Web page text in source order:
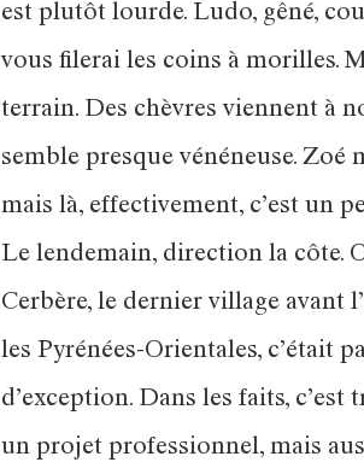
est plutôt lourde. Ludo, gêné,
vous filerai les coins à morilles.
terrain. Des chèvres viennent à
semble presque vénéneuse.
mais là, effectivement, c’est un
Le lendemain, direction la côte.
Cerbère, le dernier village avant
les Pyrénées-Orientales, c’était
d’exception. Dans les faits, c’est
un projet professionnel, mais